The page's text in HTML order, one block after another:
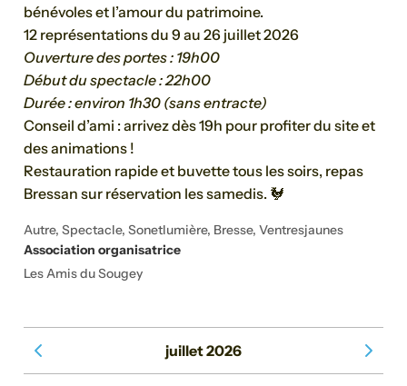
bénévoles et l’amour du patrimoine.
12 représentations du 9 au 26 juillet 2026
Ouverture des portes : 19h00
Début du spectacle : 22h00
Durée : environ 1h30 (sans entracte)
Conseil d’ami : arrivez dès 19h pour profiter du site et
des animations !
Restauration rapide et buvette tous les soirs, repas
Bressan sur réservation les samedis. 🐓
Autre, Spectacle, Sonetlumière, Bresse, Ventresjaunes
Association organisatrice
Les Amis du Sougey
Voir le mois précédent juillet 2026 Voir le